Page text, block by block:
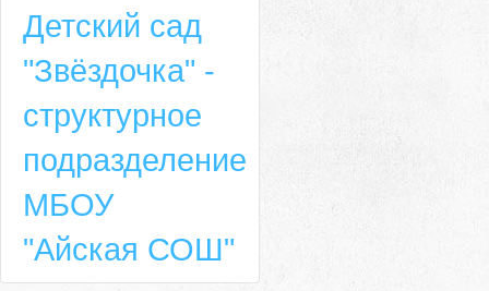
Детский сад
"Звёздочка" -
структурное
подразделение
МБОУ
"Айская СОШ"